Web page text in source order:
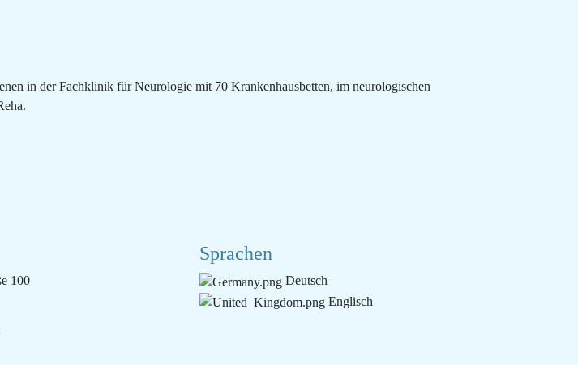
in der Fachklinik für Neurologie mit 70 Krankenhausbetten, im neurologischen
100
Sprachen
Deutsch
Englisch